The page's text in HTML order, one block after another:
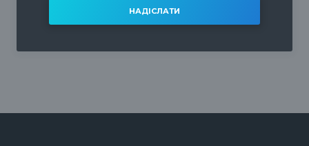
НАДІСЛАТИ